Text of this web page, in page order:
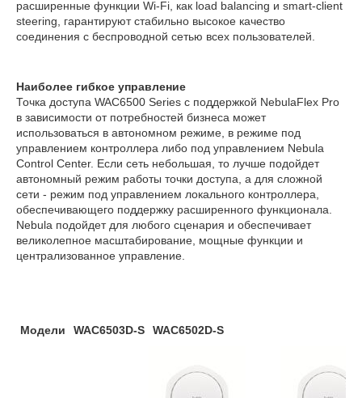
расширенные функции Wi-Fi, как load balancing и smart-client
steering, гарантируют стабильно высокое качество
соединения с беспроводной сетью всех пользователей.
Наиболее гибкое управление
Точка доступа WAC6500 Series с поддержкой NebulaFlex Pro
в зависимости от потребностей бизнеса может
использоваться в автономном режиме, в режиме под
управлением контроллера либо под управлением Nebula
Control Center. Если сеть небольшая, то лучше подойдет
автономный режим работы точки доступа, а для сложной
сети - режим под управлением локального контроллера,
обеспечивающего поддержку расширенного функционала.
Nebula подойдет для любого сценария и обеспечивает
великолепное масштабирование, мощные функции и
централизованное управление.
Модели WAC6503D-S WAC6502D-S